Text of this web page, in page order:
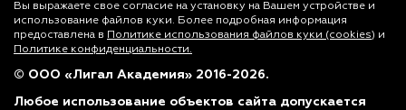
Вы выражаете свое согласие на установку на Вашем устройстве и
использование файлов куки. Более подробная информация
предоставлена в Политике использования файлов куки (cookies) и
Политике конфиденциальности.
© ООО «Лигал Академия» 2016-2026.
Любое использование объектов сайта допускается